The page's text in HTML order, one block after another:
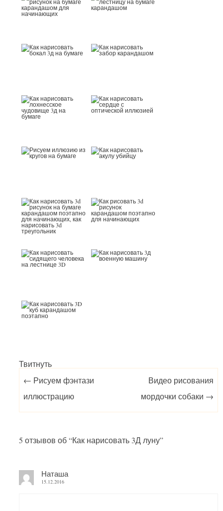
Твитнуть
Post navigation
← Рисуем фэнтази
иллюстрацию
Видео рисования
мордочки собаки →
5 отзывов об “Как нарисовать 3Д луну”
Наташа
15.12.2016